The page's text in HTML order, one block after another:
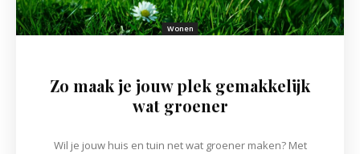
Wonen
Zo maak je jouw plek gemakkelijk
wat groener
Wil je jouw huis en tuin net wat groener maken? Met